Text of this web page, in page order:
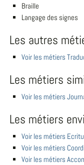
Braille
Langage des signes
Les autres
Voir les métiers
Les métiers
Voir les métiers
Les métiers
Voir les métiers
Voir les métiers
Voir les métiers